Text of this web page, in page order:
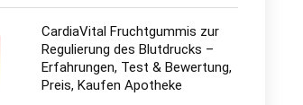
CardiaVital Fruchtgummis zur
Regulierung des Blutdrucks –
Erfahrungen, Test & Bewertung,
Preis, Kaufen Apotheke